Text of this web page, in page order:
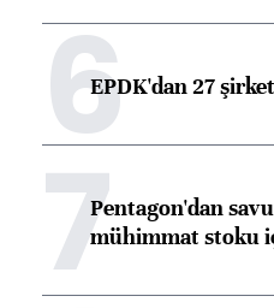
6EPDK'dan 27
7Pentagon'dan
mühimmat stoku